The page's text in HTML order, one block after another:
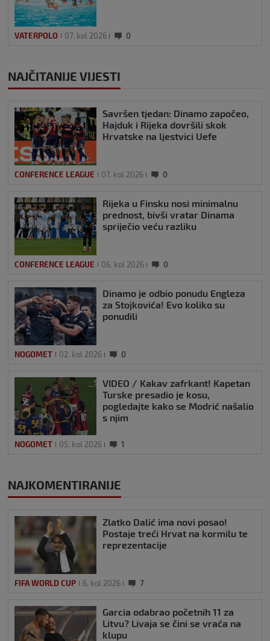
VATERPOLO 07. kol 2026 0
NAJČITANIJE VIJESTI
Savršen tjedan: Dinamo započeo,
Hajduk i Rijeka dovršili skok
Hrvatske na ljestvici Uefe
CONFERENCE LEAGUE 07. kol 2026 0
Rijeka u Finsku nosi minimalnu
prednost, bivši vratar Dinama
spriječio veću razliku
CONFERENCE LEAGUE 06. kol 2026 0
Dinamo je odbio ponudu Engleza
za Stojkovića! Evo koliko su
ponudili
NOGOMET 02. kol 2026 0
VIDEO / Kakav zafrkant! Kapetan
Turske presadio je kosu,
pogledajte kako se Modrić našalio
s njim
NOGOMET 05. kol 2026 1
NAJKOMENTIRANIJE
Zlatko Dalić ima novi posao!
Postaje treći Hrvat na kormilu te
reprezentacije
FIFA WORLD CUP 6. kol 2026 7
Garcia odabrao početnih 11 za
Litvu? Livaja se čini se vraća na
klupu